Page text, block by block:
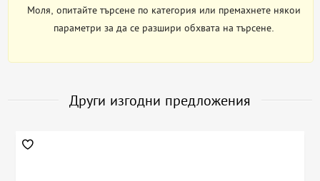
Моля, опитайте търсене по категория или премахнете някои
параметри за да се разшири обхвата на търсене.
Други изгодни предложения